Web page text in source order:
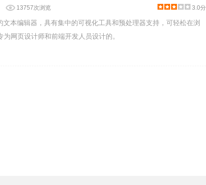
13757次浏览 3.0分
文本编辑器，具有集中的可视化工具和预处理器支持，可轻松在浏
网页设计师和前端开发人员设计的。